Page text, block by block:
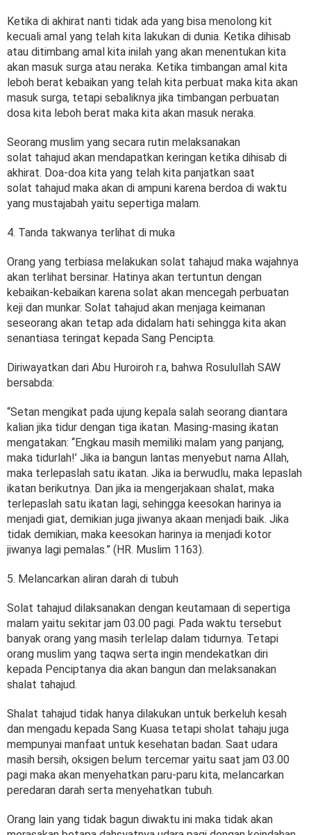
Ketika di akhirat nanti tidak ada yang bisa menolong kit
kecuali amal yang telah kita lakukan di dunia. Ketika dihisab
atau ditimbang amal kita inilah yang akan menentukan kita
akan masuk surga atau neraka. Ketika timbangan amal kita
leboh berat kebaikan yang telah kita perbuat maka kita akan
masuk surga, tetapi sebaliknya jika timbangan perbuatan
dosa kita leboh berat maka kita akan masuk neraka.
Seorang muslim yang secara rutin melaksanakan
solat tahajud akan mendapatkan keringan ketika dihisab di
akhirat. Doa-doa kita yang telah kita panjatkan saat
solat tahajud maka akan di ampuni karena berdoa di waktu
yang mustajabah yaitu sepertiga malam.
4. Tanda takwanya terlihat di muka
Orang yang terbiasa melakukan solat tahajud maka wajahnya
akan terlihat bersinar. Hatinya akan tertuntun dengan
kebaikan-kebaikan karena solat akan mencegah perbuatan
keji dan munkar. Solat tahajud akan menjaga keimanan
seseorang akan tetap ada didalam hati sehingga kita akan
senantiasa teringat kepada Sang Pencipta.
Diriwayatkan dari Abu Huroiroh r.a, bahwa Rosulullah SAW
bersabda:
“Setan mengikat pada ujung kepala salah seorang diantara
kalian jika tidur dengan tiga ikatan. Masing-masing ikatan
mengatakan: “Engkau masih memiliki malam yang panjang,
maka tidurlah!’ Jika ia bangun lantas menyebut nama Allah,
maka terlepaslah satu ikatan. Jika ia berwudlu, maka lepaslah
ikatan berikutnya. Dan jika ia mengerjakaan shalat, maka
terlepaslah satu ikatan lagi, sehingga keesokan harinya ia
menjadi giat, demikian juga jiwanya akaan menjadi baik. Jika
tidak demikian, maka keesokan harinya ia menjadi kotor
jiwanya lagi pemalas.” (HR. Muslim 1163).
5. Melancarkan aliran darah di tubuh
Solat tahajud dilaksanakan dengan keutamaan di sepertiga
malam yaitu sekitar jam 03.00 pagi. Pada waktu tersebut
banyak orang yang masih terlelap dalam tidurnya. Tetapi
orang muslim yang taqwa serta ingin mendekatkan diri
kepada Penciptanya dia akan bangun dan melaksanakan
shalat tahajud.
Shalat tahajud tidak hanya dilakukan untuk berkeluh kesah
dan mengadu kepada Sang Kuasa tetapi sholat tahaju juga
mempunyai manfaat untuk kesehatan badan. Saat udara
masih bersih, oksigen belum tercemar yaitu saat jam 03.00
pagi maka akan menyehatkan paru-paru kita, melancarkan
peredaran darah serta menyehatkan tubuh.
Orang lain yang tidak bagun diwaktu ini maka tidak akan